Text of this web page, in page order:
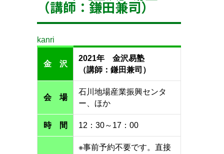
（講師：鎌田兼司）
kanri
金 沢
2021年 金沢易塾
（講師：鎌田兼司）
会 場
石川地場産業振興センタ
ー、ほか
時 間 12：30～17：00
※事前予約不要です。直接